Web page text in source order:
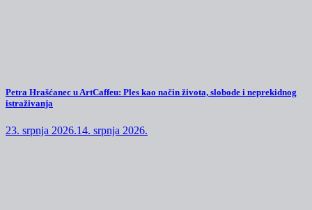
Petra Hrašćanec u ArtCaffeu: Ples kao način života, slobode i neprekidnog
istraživanja
23. srpnja 2026.14. srpnja 2026.